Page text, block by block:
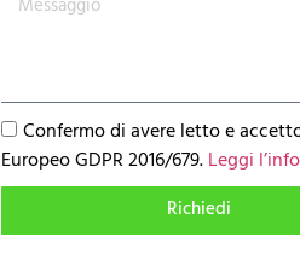
Confermo di avere letto e
Europeo GDPR 2016/679.Leggi
Richiedi